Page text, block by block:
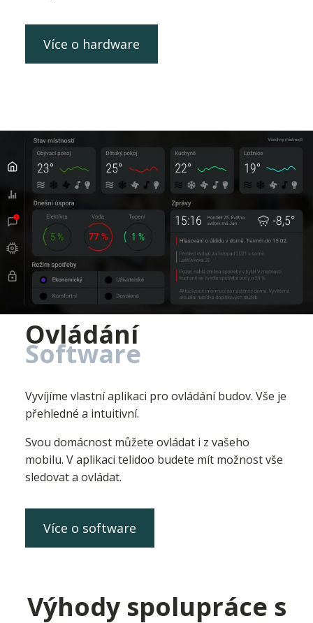
Více o hardware
Ovládání
Software
Vyvíjíme vlastní aplikaci pro ovládání budov. Vše je
přehledné a intuitivní.
Svou domácnost můžete ovládat i z vašeho
mobilu. V aplikaci telidoo budete mít možnost vše
sledovat a ovládat.
Více o software
Výhody spolupráce s